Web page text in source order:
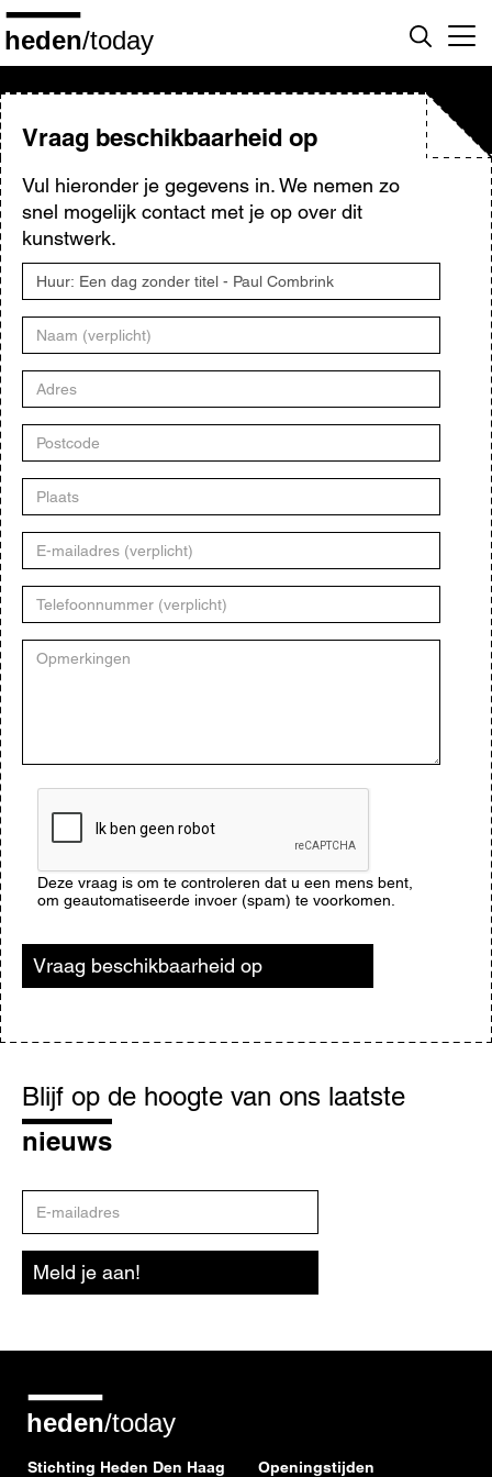
Overslaan
en
naar
inhoud
gaanVraag beschikbaarheid op
Vul hieronder je gegevens in. We nemen zo
snel mogelijk contact met je op over dit
kunstwerk.
Titel
kunstwerk
Naam
Adres
Postcode
Plaats
E-
mailadres
Telefoonnummer
Opmerkingen
Deze vraag is om te controleren dat u een mens bent,
om geautomatiseerde invoer (spam) te voorkomen.
Vraag beschikbaarheid op
op
de
hoogte
Blijf op de hoogte van ons laatste
nieuws
mailadres
Meld je aan!
Stichting Heden Den Haag Openingstijden